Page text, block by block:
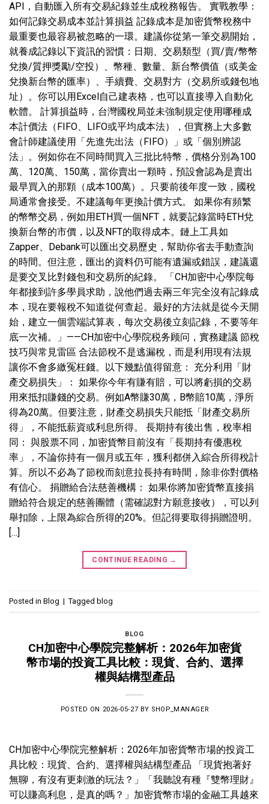
API，自動匯入所有交易紀錄並生成稅務報告。 實戰教學：
如何記錄交易成本並計算損益 記錄成本是加密貨幣稅務中
最重要也最容易被忽略的一環。建議你從第一筆交易開始，
就養成記錄以下資訊的習慣：日期、交易類型（買/賣/幣幣
兌換/質押獎勵/空投）、幣種、數量、新台幣價值（或美金
兌換新台幣的匯率）、手續費、交易對方（交易所或錢包地
址）。你可以用Excel自己建表格，也可以直接導入自動化
軟體。 計算損益時，台灣國稅局並未強制規定使用哪種成
本計價法（FIFO、LIFO或平均成本法），但實務上大多數
會計師建議使用「先進先出法（FIFO）」或「個別辨認
法」。例如你在不同時間買入三批比特幣，價格分別為100
萬、120萬、150萬，當你賣出一顆時，預設會認為是賣出
最早買入的那顆（成本100萬）。只要前後年度一致，國稅
局通常會接受。不建議每年更換計價方式。 如果你有頻繁
的幣幣交易，例如用ETH買一個NFT，就要記錄當時ETH兌
換新台幣的市價，以及NFT的取得成本。鏈上工具如
Zapper、Debank可以匯出交易歷史，幫助你省去手動查詢
的時間。但注意，匯出的資料仍可能有遺漏或錯誤，建議還
是要交叉比對錢包和交易所的紀錄。 「CH加密中心學院每
年都接到許多學員求助，說他們過去兩三年完全沒有記錄成
本，現在要報稅不知道從何查起。最好的方法就是從今天開
始，建立一個雲端試算表，每次交易後立刻記錄，不要等年
底一次補。」——CH加密中心學院税务顾问，實務建議 節稅
技巧與常見雷區 合法節稅不是逃漏稅，而是利用現有法規
讓你不會多繳冤枉錢。以下幾點值得留意： 充分利用「財
產交易損失」： 如果你今年有賺有賠，可以將虧損的交易
用來抵扣賺錢的交易。例如A幣賺30萬，B幣賠10萬，淨所
得為20萬。但要注意，財產交易損失只能抵「財產交易所
得」，不能抵薪資或利息所得。 長期持有後出售，稅率相
同： 與股票不同，加密貨幣目前沒有「長期持有優惠稅
率」，不論你持有一個月或五年，獲利都併入綜合所得稅計
算。所以不必為了節稅而刻意拉長持有時間，除非你對價格
有信心。 捐贈給合法慈善機構： 如果你將加密貨幣直接捐
贈給符合規定的慈善團體（需確認對方願意接收），可以列
舉扣除，上限為綜合所得的20%。但記得要取得捐贈證明。
[…]
CONTINUE READING →
Posted in Blog | Tagged blog
BLOG
CH加密中心學院完整解析：2026年加密貨
幣市場的投資工具比較：現貨、合約、選擇
權與結構型產品
POSTED ON 2026-05-27 BY SHOP_MANAGER
CH加密中心學院完整解析：2026年加密貨幣市場的投資工
具比較：現貨、合約、選擇權與結構型產品 「現貨抱著好
無聊，有沒有更刺激的玩法？」「我聽說有種『雙幣理財』
可以賺高利息，是真的嗎？」加密貨幣市場的金融工具越來